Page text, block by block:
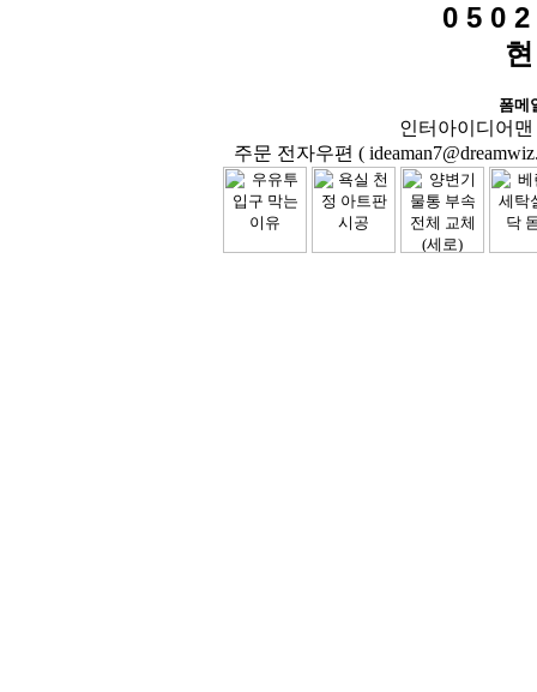
0 5 0
폼메
인터아이디어맨
주문 전자우편 (